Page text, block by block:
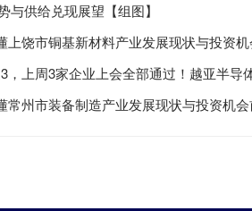
与供给兑现展望【组图】
上饶市铜基新材料产业发展现状与投资机会
3 ，上周3家企业上会全部通过！越亚半导体创业板过会，莫森泰克
常州市装备制造产业发展现状与投资机会前瞻